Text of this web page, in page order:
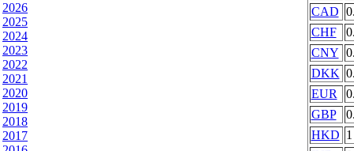
2026
2025
2024
2023
2022
2021
2020
2019
2018
2017
CAD
CHF
CNY
DKK
EUR
GBP
HKD 1